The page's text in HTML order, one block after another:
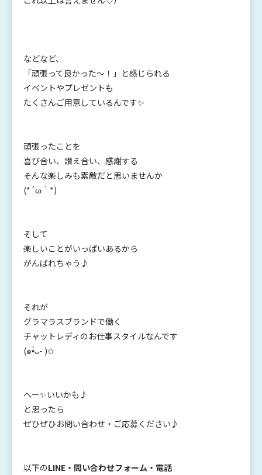
などなど、
「頑張って良かった～！」と感じられる
イベントやプレゼントも
たくさんご用意しているんです✨
頑張ったことを
喜び合い、讃え合い、感謝する
そんな楽しみも素敵だと思いませんか
(*´ω｀*)
そして
楽しいことがいっぱいあるから
がんばれちゃう♪
それが
グラマラスブランドで働く
チャットレディのお仕事スタイルなんです
(๑•̀ᴗ- )✩
へー✨いいかも♪
と思ったら
ぜひぜひお問い合わせ・ご応募ください♪
以下のLINE・問い合わせフォーム・電話